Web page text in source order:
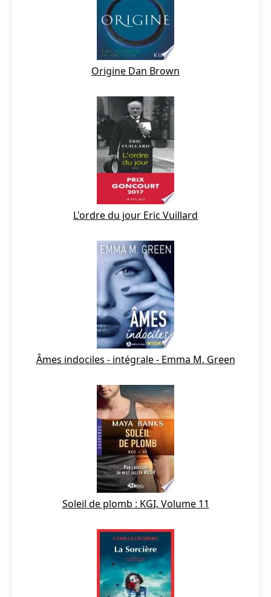
Origine Dan Brown
L'ordre du jour Eric Vuillard
Âmes indociles - intégrale - Emma M. Green
Soleil de plomb : KGI, Volume 11